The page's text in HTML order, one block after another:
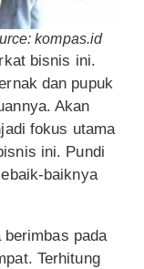
kompas.id
bisnis ini.
dan pupuk
Akan
fokus utama
ini. Pundi
baiknya
pada
Terhitung